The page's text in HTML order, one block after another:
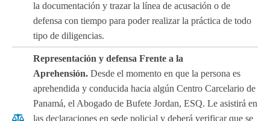
la documentación y trazar la línea de acusación o de
defensa con tiempo para poder realizar la práctica de todo
tipo de diligencias.
Representación y defensa Frente a la
Aprehensión. Desde el momento en que la persona es
aprehendida y conducida hacia algún Centro Carcelario de
Panamá, el Abogado de Bufete Jordan, ESQ. Le asistirá en
las declaraciones en sede policial y deberá verificar que se